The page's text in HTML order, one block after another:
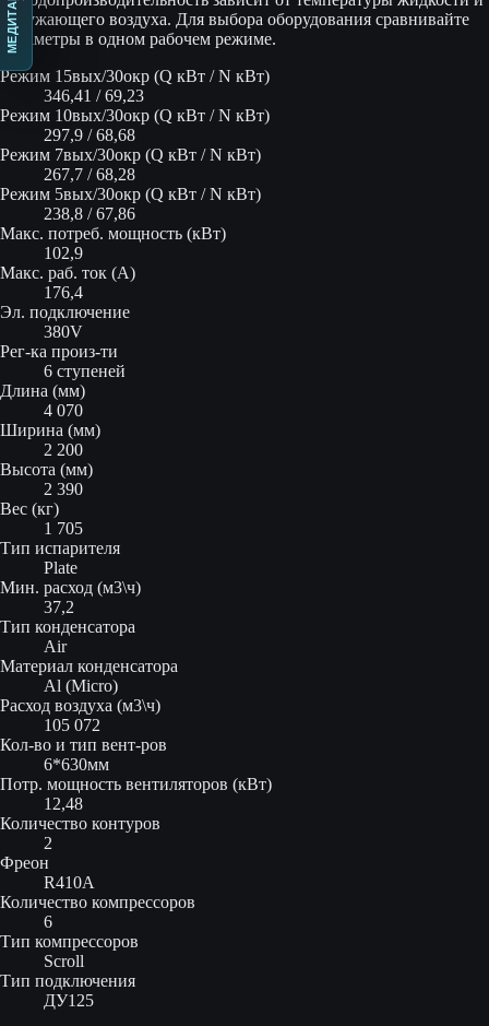
окружающего воздуха. Для выбора оборудования сравнивайте
параметры в одном рабочем режиме.
Режим 15вых/30окр (Q кВт / N кВт)
346,41 / 69,23
Режим 10вых/30окр (Q кВт / N кВт)
297,9 / 68,68
Режим 7вых/30окр (Q кВт / N кВт)
267,7 / 68,28
Режим 5вых/30окр (Q кВт / N кВт)
238,8 / 67,86
Макс. потреб. мощность (кВт)
102,9
Макс. раб. ток (А)
176,4
Эл. подключение
380V
Рег-ка произ-ти
6 ступеней
Длина (мм)
4 070
Ширина (мм)
2 200
Высота (мм)
2 390
Вес (кг)
1 705
Тип испарителя
Plate
Мин. расход (м3\ч)
37,2
Тип конденсатора
Air
Материал конденсатора
Al (Micro)
Расход воздуха (м3\ч)
105 072
Кол-во и тип вент-ров
6*630мм
Потр. мощность вентиляторов (кВт)
12,48
Количество контуров
2
Фреон
R410A
Количество компрессоров
6
Тип компрессоров
Scroll
Тип подключения
ДУ125